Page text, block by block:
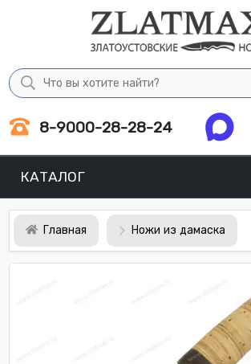
8-9000-28-28-24
КАТАЛОГ
Главная Ножи из дамаска